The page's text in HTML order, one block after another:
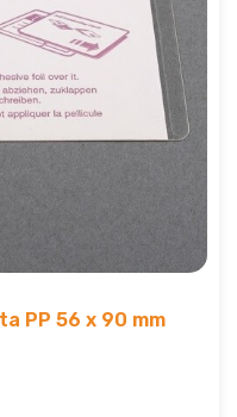
PP 56 x 90 mm